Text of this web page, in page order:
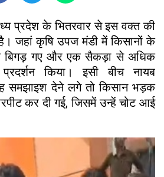
प्रदेश के भितरवार से इस वक्त की
जहां कृषि उपज मंडी में किसानों के
बिगड़ गए और एक सैकड़ा से अधिक
किया। इसी बीच नायब
समझाइश देने लगे तो किसान भड़क
कर दी गई, जिसमें उन्हें चोट आई